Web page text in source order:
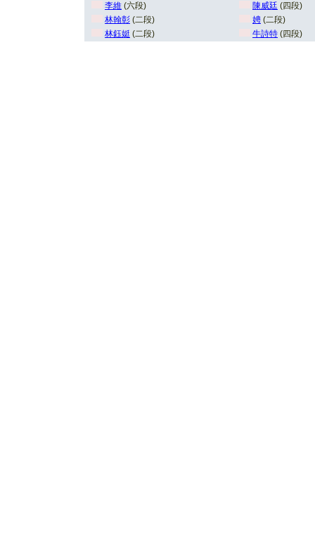
李維 (六段) 陳威廷 (四段)
林翰彰 (二段) 娉 (二段)
林鈺娗 (二段) 牛詩特 (四段)